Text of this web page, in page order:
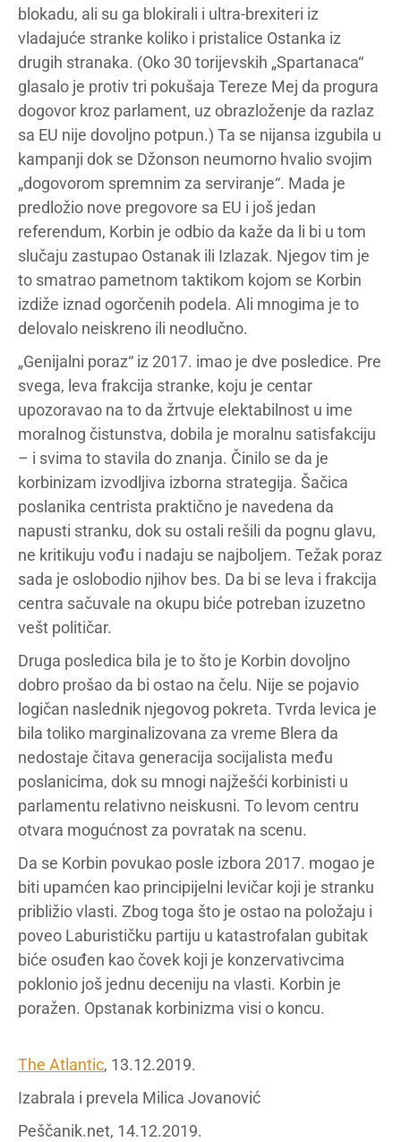
blokadu, ali su ga blokirali i ultra-brexiteri iz
vladajuće stranke koliko i pristalice Ostanka iz
drugih stranaka. (Oko 30 torijevskih „Spartanaca“
glasalo je protiv tri pokušaja Tereze Mej da progura
dogovor kroz parlament, uz obrazloženje da razlaz
sa EU nije dovoljno potpun.) Ta se nijansa izgubila u
kampanji dok se Džonson neumorno hvalio svojim
„dogovorom spremnim za serviranje“. Mada je
predložio nove pregovore sa EU i još jedan
referendum, Korbin je odbio da kaže da li bi u tom
slučaju zastupao Ostanak ili Izlazak. Njegov tim je
to smatrao pametnom taktikom kojom se Korbin
izdiže iznad ogorčenih podela. Ali mnogima je to
delovalo neiskreno ili neodlučno.
„Genijalni poraz“ iz 2017. imao je dve posledice. Pre
svega, leva frakcija stranke, koju je centar
upozoravao na to da žrtvuje elektabilnost u ime
moralnog čistunstva, dobila je moralnu satisfakciju
– i svima to stavila do znanja. Činilo se da je
korbinizam izvodljiva izborna strategija. Šačica
poslanika centrista praktično je navedena da
napusti stranku, dok su ostali rešili da pognu glavu,
ne kritikuju vođu i nadaju se najboljem. Težak poraz
sada je oslobodio njihov bes. Da bi se leva i frakcija
centra sačuvale na okupu biće potreban izuzetno
vešt političar.
Druga posledica bila je to što je Korbin dovoljno
dobro prošao da bi ostao na čelu. Nije se pojavio
logičan naslednik njegovog pokreta. Tvrda levica je
bila toliko marginalizovana za vreme Blera da
nedostaje čitava generacija socijalista među
poslanicima, dok su mnogi najžešći korbinisti u
parlamentu relativno neiskusni. To levom centru
otvara mogućnost za povratak na scenu.
Da se Korbin povukao posle izbora 2017. mogao je
biti upamćen kao principijelni levičar koji je stranku
približio vlasti. Zbog toga što je ostao na položaju i
poveo Laburističku partiju u katastrofalan gubitak
biće osuđen kao čovek koji je konzervativcima
poklonio još jednu deceniju na vlasti. Korbin je
poražen. Opstanak korbinizma visi o koncu.
The Atlantic, 13.12.2019.
Izabrala i prevela Milica Jovanović
Peščanik.net, 14.12.2019.